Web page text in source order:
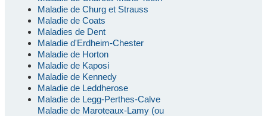
Maladie de Churg et Strauss
Maladie de Coats
Maladies de Dent
Maladie d'Erdheim-Chester
Maladie de Horton
Maladie de Kaposi
Maladie de Kennedy
Maladie de Leddherose
Maladie de Legg-Perthes-Calve
Maladie de Maroteaux-Lamy (ou